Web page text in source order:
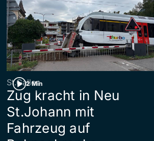
2 Min
St.Gallen
Zug kracht in Neu
St.Johann mit
Fahrzeug auf